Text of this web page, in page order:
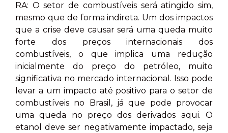
RA: O setor de combustíveis será atingido sim,
mesmo que de forma indireta. Um dos impactos
que a crise deve causar será uma queda muito
forte dos preços internacionais dos
combustíveis, o que implica uma redução
inicialmente do preço do petróleo, muito
significativa no mercado internacional. Isso pode
levar a um impacto até positivo para o setor de
combustíveis no Brasil, já que pode provocar
uma queda no preço dos derivados aqui. O
etanol deve ser negativamente impactado, seja